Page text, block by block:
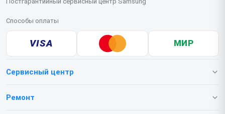
Способы оплаты
VISA МИР
Сервисный центр
О нашем сервисе
Ремонт